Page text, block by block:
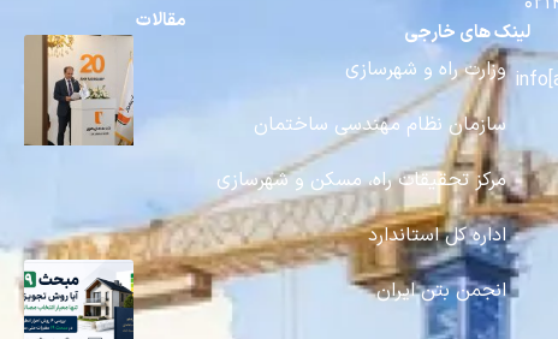
لینک های خارجی
وزارت راه و شهرسازی
سازمان نظام مهندسی ساختمان
مرکز تحقیقات راه، مسکن و شهرسازی
اداره کل استاندارد
انجمن بتن ایران
مقالات